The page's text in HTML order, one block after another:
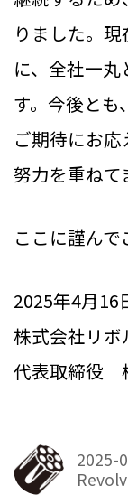
りました。
に、全社一
す。今後とも
ご期待にお
努力を重ねて
ここに謹んで
2025年4月16
株式会社リボ
代表取締役
2025-